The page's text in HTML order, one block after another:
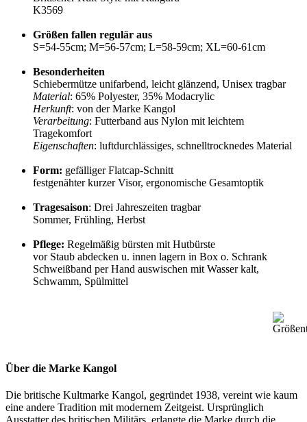
K3569
Größen fallen regulär aus
S=54-55cm; M=56-57cm; L=58-59cm; XL=60-61cm
Besonderheiten
Schiebermütze unifarbend, leicht glänzend, Unisex tragbar
Material: 65% Polyester, 35% Modacrylic
Herkunft: von der Marke Kangol
Verarbeitung: Futterband aus Nylon mit leichtem
Tragekomfort
Eigenschaften: luftdurchlässiges, schnelltrocknedes Material
Form: gefälliger Flatcap-Schnitt
festgenähter kurzer Visor, ergonomische Gesamtoptik
Tragesaison: Drei Jahreszeiten tragbar
Sommer, Frühling, Herbst
Pflege: Regelmäßig bürsten mit Hutbürste
vor Staub abdecken u. innen lagern in Box o. Schrank
Schweißband per Hand auswischen mit Wasser kalt,
Schwamm, Spülmittel
Über die Marke Kangol
Die britische Kultmarke Kangol, gegründet 1938, vereint wie kaum
eine andere Tradition mit modernem Zeitgeist. Ursprünglich